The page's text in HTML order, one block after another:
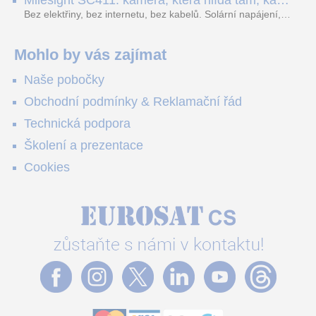
YouTube – bez běžícího počítače.
které vám zjednoduší práci – a jedna z nich vám ušetří
spoustu zbytečných výjezdů k zákazníkům.
kabel nedosáhne
Bez elektřiny, bez internetu, bez kabelů. Solární napájení,
váš telefon. Podívejte se na video.
Mohlo by vás zajímat
Naše pobočky
Obchodní podmínky & Reklamační řád
Technická podpora
Školení a prezentace
Cookies